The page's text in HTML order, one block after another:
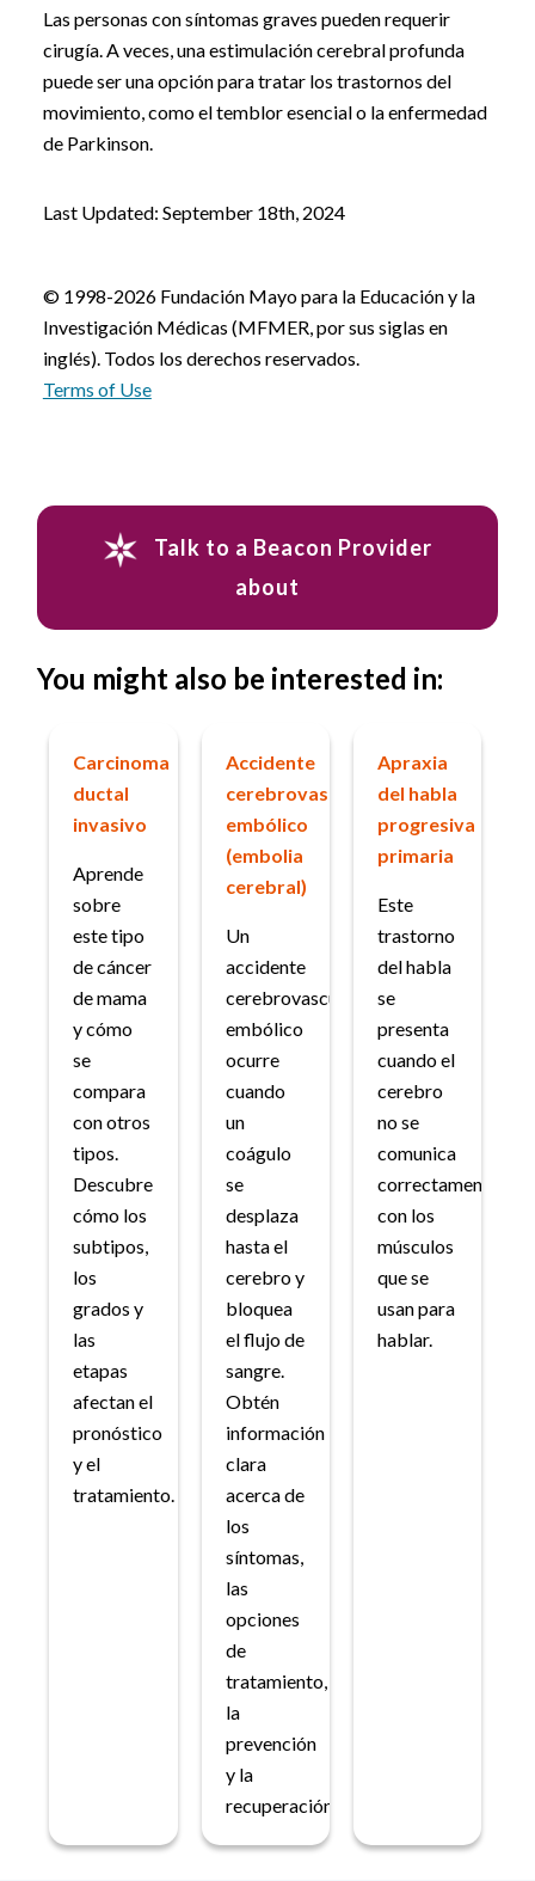
Las personas con síntomas graves pueden requerir
cirugía. A veces, una estimulación cerebral profunda
puede ser una opción para tratar los trastornos del
movimiento, como el temblor esencial o la enfermedad
de Parkinson.
Last Updated: September 18th, 2024
© 1998-2026 Fundación Mayo para la Educación y la
Investigación Médicas (MFMER, por sus siglas en
inglés). Todos los derechos reservados.
Terms of Use
Talk to a Beacon Provider
about
You might also be interested in:
Carcinoma
ductal
invasivo
Aprende
sobre
este tipo
de cáncer
de mama
y cómo
se
compara
con otros
tipos.
Descubre
cómo los
subtipos,
los
grados y
las
etapas
afectan el
pronóstico
y el
tratamiento.
Accidente
cerebrovascular
embólico
(embolia
cerebral)
Un
accidente
cerebrovascular
embólico
ocurre
cuando
un
coágulo
se
desplaza
hasta el
cerebro y
bloquea
el flujo de
sangre.
Obtén
información
clara
acerca de
los
síntomas,
las
opciones
de
tratamiento,
la
prevención
y la
recuperación.
Apraxia
del habla
progresiva
primaria
Este
trastorno
del habla
se
presenta
cuando el
cerebro
no se
comunica
correctamente
con los
músculos
que se
usan para
hablar.